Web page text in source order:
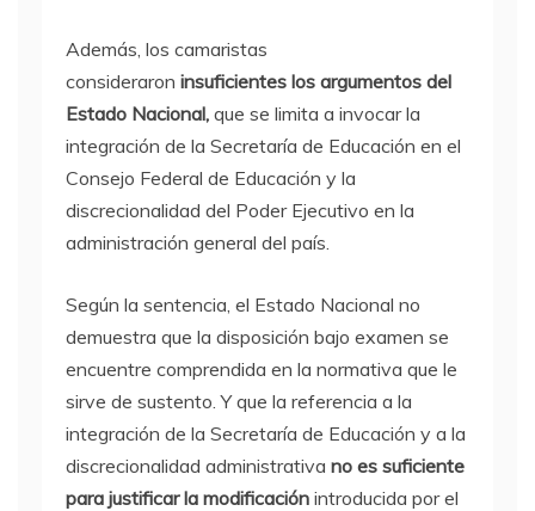
Además, los camaristas
consideraron insuficientes los argumentos del
Estado Nacional, que se limita a invocar la
integración de la Secretaría de Educación en el
Consejo Federal de Educación y la
discrecionalidad del Poder Ejecutivo en la
administración general del país.
Según la sentencia, el Estado Nacional no
demuestra que la disposición bajo examen se
encuentre comprendida en la normativa que le
sirve de sustento. Y que la referencia a la
integración de la Secretaría de Educación y a la
discrecionalidad administrativa no es suficiente
para justificar la modificación introducida por el